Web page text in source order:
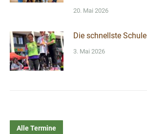
20. Mai 2026
Die schnellste Schule
3. Mai 2026
Alle Termine